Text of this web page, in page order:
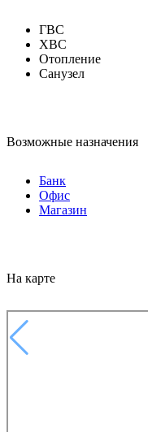
ГВС
ХВС
Отопление
Санузел
Возможные назначения
Банк
Офис
Магазин
На карте